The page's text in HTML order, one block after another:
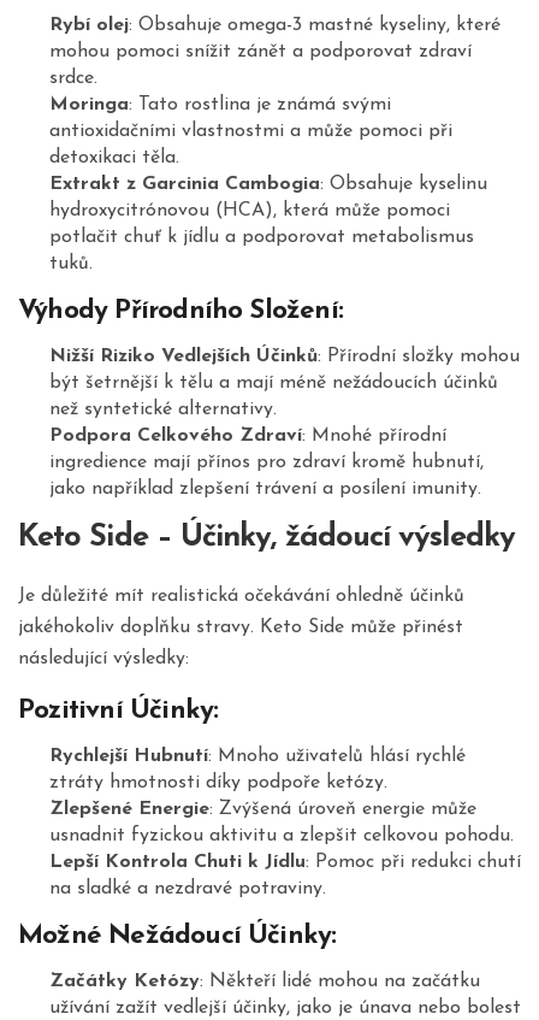
Rybí olej: Obsahuje omega-3 mastné kyseliny, které
mohou pomoci snížit zánět a podporovat zdraví
srdce.
Moringa: Tato rostlina je známá svými
antioxidačními vlastnostmi a může pomoci při
detoxikaci těla.
Extrakt z Garcinia Cambogia: Obsahuje kyselinu
hydroxycitrónovou (HCA), která může pomoci
potlačit chuť k jídlu a podporovat metabolismus
tuků.
Výhody Přírodního Složení:
Nižší Riziko Vedlejších Účinků: Přírodní složky mohou
být šetrnější k tělu a mají méně nežádoucích účinků
než syntetické alternativy.
Podpora Celkového Zdraví: Mnohé přírodní
ingredience mají přínos pro zdraví kromě hubnutí,
jako například zlepšení trávení a posílení imunity.
Keto Side – Účinky, žádoucí výsledky
Je důležité mít realistická očekávání ohledně účinků
jakéhokoliv doplňku stravy. Keto Side může přinést
následující výsledky:
Pozitivní Účinky:
Rychlejší Hubnutí: Mnoho uživatelů hlásí rychlé
ztráty hmotnosti díky podpoře ketózy.
Zlepšené Energie: Zvýšená úroveň energie může
usnadnit fyzickou aktivitu a zlepšit celkovou pohodu.
Lepší Kontrola Chuti k Jídlu: Pomoc při redukci chutí
na sladké a nezdravé potraviny.
Možné Nežádoucí Účinky:
Začátky Ketózy: Někteří lidé mohou na začátku
užívání zažít vedlejší účinky, jako je únava nebo bolest